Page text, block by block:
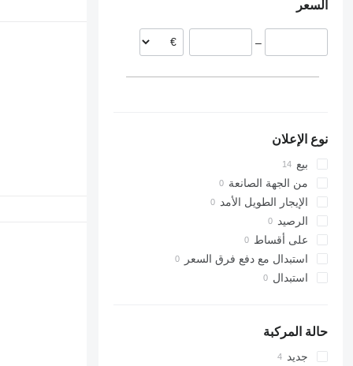
السعر
–
نوع الإعلان
بيع
من الجهة الصانعة
الإيجار الطويل الأمد
الرصيد
على أقساط
استبدال مع دفع فرق السعر
استبدال
حالة المركبة
جديد